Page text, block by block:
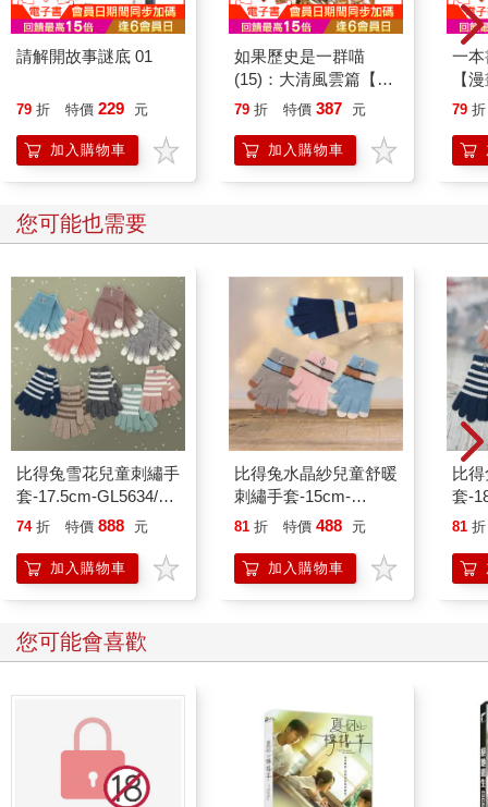
請解開故事謎底 01
79 折 特價 229 元
加入購物車
如果歷史是一群喵
(15)：大清風雲篇【萌
貓漫畫學歷史】
79 折 特價 387 元
加入購物車
一
【
行
「
學方
79 折
您可能也需要
比得兔雪花兒童刺繡手
套-17.5cm-GL5634/節
色兒童刺繡手
入
74 折 特價 888 元
加入購物車
比得兔水晶紗兒童舒暖
刺繡手套-15cm-
GL5636-2雙入
81 折 特價 488 元
加入購物車
比
套-
入
81 折
您可能會喜歡